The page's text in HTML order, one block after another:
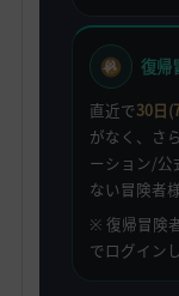
復帰
直近で30日
がなく、さ
ーション/公
ない冒険者
※ 復帰冒険
でログイン